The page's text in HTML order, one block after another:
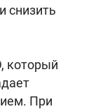
снизить
который
При